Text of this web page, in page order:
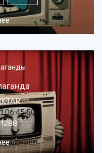
06:45:50
1288